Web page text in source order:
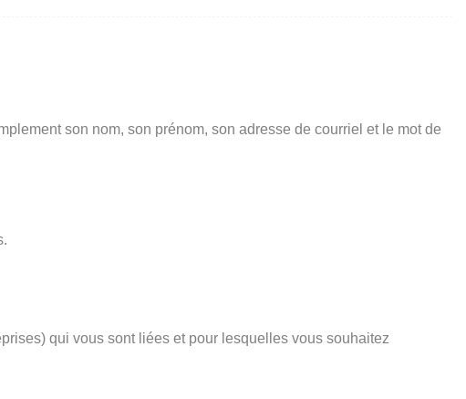
son nom, son prénom, son adresse de courriel et le mot de
qui vous sont liées et pour lesquelles vous souhaitez